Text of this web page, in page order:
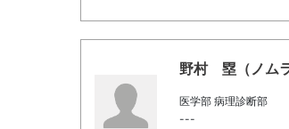
野村 塁（ノム
医学部 病理診断部
---